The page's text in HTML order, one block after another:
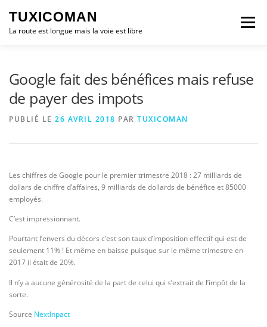
contenu
TUXICOMAN
La route est longue mais la voie est libre
Menu
Google fait des bénéfices mais refuse
de payer des impots
PUBLIÉ LE 26 AVRIL 2018 PAR TUXICOMAN
Les chiffres de Google pour le premier trimestre 2018 : 27 milliards de
dollars de chiffre d’affaires, 9 milliards de dollards de bénéfice et 85000
employés.
C’est impressionnant.
Pourtant l’envers du décors c’est son taux d’imposition effectif qui est de
seulement 11% ! Et même en baisse puisque sur le même trimestre en
2017 il était de 20%.
Il n’y a aucune générosité de la part de celui qui s’extrait de l’impôt de la
sorte.
Source NextInpact